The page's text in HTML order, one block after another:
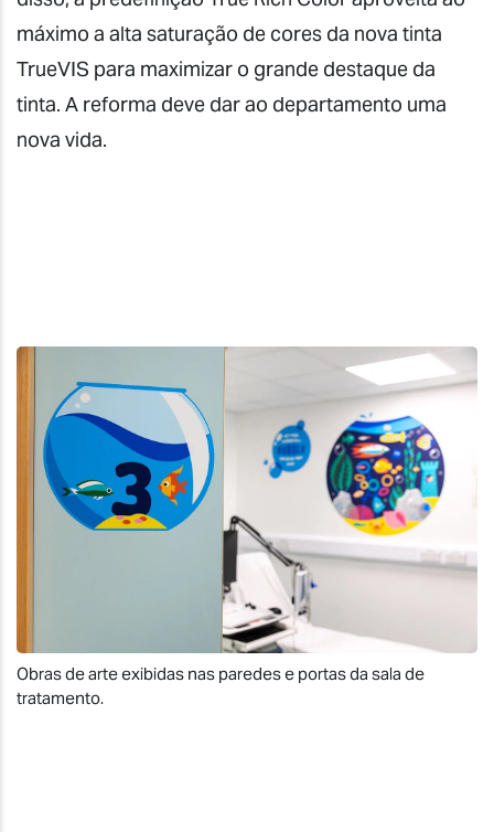
máximo a alta saturação de cores da nova tinta
TrueVIS para maximizar o grande destaque da
tinta. A reforma deve dar ao departamento uma
nova vida.
Obras de arte exibidas nas paredes e portas da sala de
tratamento.